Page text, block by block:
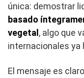
única: demostrar
basado
vegetal, algo que
internacionales ya
El mensaje es